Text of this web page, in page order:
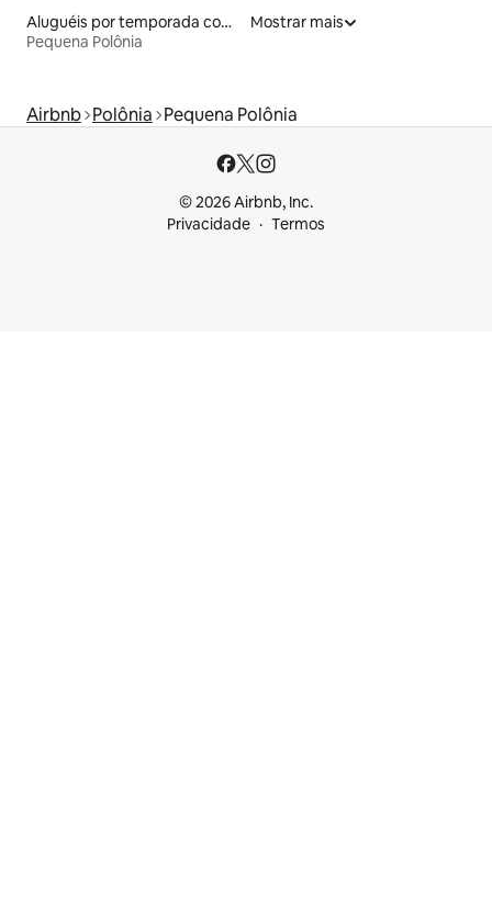
Aluguéis por temporada com acesso ao lago
Pequena Polônia
Mostrar mais
Airbnb Polônia Pequena Polônia
© 2026 Airbnb, Inc.
Privacidade
Termos